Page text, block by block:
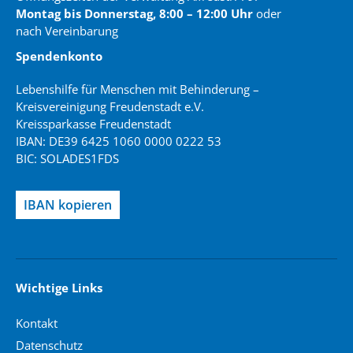
Montag bis Donnerstag, 8:00 – 12:00 Uhr oder
nach Vereinbarung
Spendenkonto
Lebenshilfe für Menschen mit Behinderung –
Kreisvereinigung Freudenstadt e.V.
Kreissparkasse Freudenstadt
IBAN: DE39 6425 1060 0000 0222 53
BIC: SOLADES1FDS
IBAN kopieren
Wichtige Links
Kontakt
Datenschutz